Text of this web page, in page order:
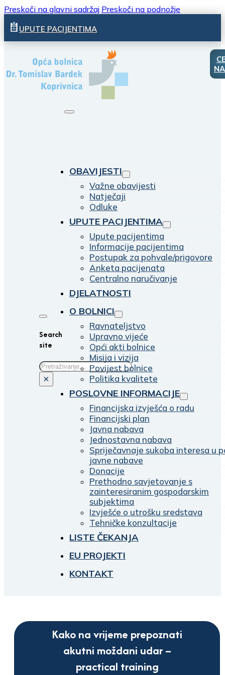
Preskoči na glavni sadržaj Preskoči na podnožje
UPUTE PACIJENTIMA
Search
site
Traži
×
OBAVIJESTI
Važne obavijesti
Natječaji
Odluke
UPUTE PACIJENTIMA
Upute pacijentima
Informacije pacijentima
Postupak za pohvale/prigovore
Anketa pacijenata
Centralno naručivanje
DJELATNOSTI
O BOLNICI
Ravnateljstvo
Upravno vijeće
Opći akti bolnice
Misija i vizija
Povijest bolnice
Politika kvalitete
POSLOVNE INFORMACIJE
Financijska izvješća o radu
Financijski plan
Javna nabava
Jednostavna nabava
Spriječavnaje sukoba interesa u
javne nabave
Donacije
Prethodno savjetovanje s
zainteresiranim gospodarskim
subjektima
Izvješće o utrošku sredstava
Tehničke konzultacije
LISTE ČEKANJA
EU PROJEKTI
KONTAKT
Kako na vrijeme prepoznati
akutni moždani udar –
practical training